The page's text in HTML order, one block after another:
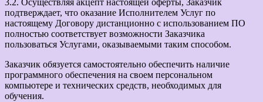
3.2. Осуществляя акцепт настоящей оферты, Заказчик
подтверждает, что оказание Исполнителем Услуг по
настоящему Договору дистанционно с использованием ПО
полностью соответствует возможности Заказчика
пользоваться Услугами, оказываемыми таким способом.
Заказчик обязуется самостоятельно обеспечить наличие
программного обеспечения на своем персональном
компьютере и технических средств, необходимых для
обучения.